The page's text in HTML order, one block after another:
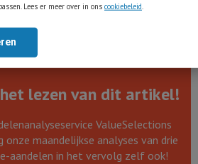
Lees er meer over in ons cookiebeleid
lezen van dit artikel!
ValueSelections
onze maandelijkse analyses van drie
aandelen in het vervolg zelf ook!